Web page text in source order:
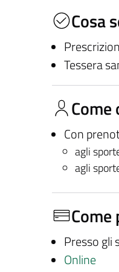
Cosa
Tessera
Con
agli
agli
Presso gli
Online